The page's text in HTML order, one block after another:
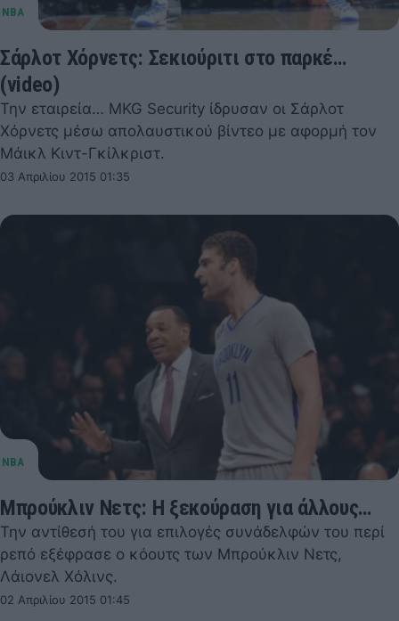
Σάρλοτ Χόρνετς: Σεκιούριτι στο παρκέ…
(video)
Την εταιρεία… MKG Security ίδρυσαν οι Σάρλοτ
Χόρνετς μέσω απολαυστικού βίντεο με αφορμή τον
Μάικλ Κιντ-Γκίλκριστ.
03 Απριλίου 2015 01:35
Μπρούκλιν Νετς: Η ξεκούραση για άλλους…
Την αντίθεσή του για επιλογές συνάδελφών του περί
ρεπό εξέφρασε ο κόουτς των Μπρούκλιν Νετς,
Λάιονελ Χόλινς.
02 Απριλίου 2015 01:45